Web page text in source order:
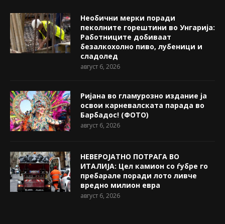
Необични мерки поради
пеколните горештини во Унгарија:
Работниците добиваат
безалкохолно пиво, лубеници и
сладолед
август 6, 2026
Ријана во гламурозно издание ја
освои карневалската парада во
Барбадос! (ФОТО)
август 6, 2026
НЕВЕРОЈАТНО ПОТРАГА ВО
ИТАЛИЈА: Цел камион со ѓубре го
пребарале поради лото ливче
вредно милион евра
август 6, 2026